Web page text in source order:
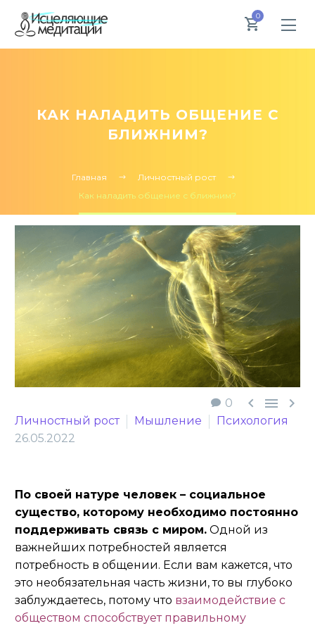
0
КАК НАЛАДИТЬ ОБЩЕНИЕ С
БЛИЖНИМ?
Главная
Личностный рост
Как наладить общение с ближним?
0   
Личностный рост Мышление
Психология
26.05.2022
По своей натуре человек – социальное
существо, которому необходимо постоянно
поддерживать связь с миром. Одной из
важнейших потребностей является
потребность в общении. Если вам кажется, что
это необязательная часть жизни, то вы глубоко
заблуждаетесь, потому что взаимодействие с
обществом способствует правильному